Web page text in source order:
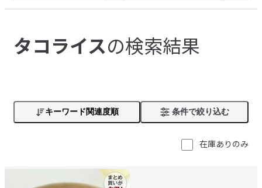
良
ネ
ッ
ア
タコライスの検索結果
キーワード関連度順 条件で絞り込む
在庫ありのみ